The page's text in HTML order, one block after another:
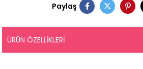
Paylaş
ÜRÜN ÖZELLIKLERI